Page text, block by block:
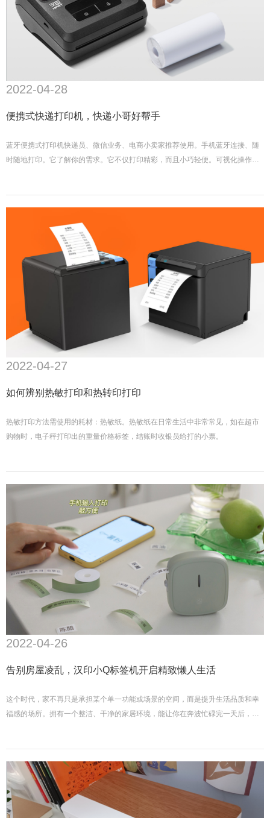
2022-04-28
便携式快递打印机，快递小哥好帮手
蓝牙便携式打印机快递员、微信业务、电商小卖家推荐使用。手机蓝牙连接、随
时随地打印。它了解你的需求。它不仅打印精彩，而且小巧轻便。可视化操作简
2022-04-27
如何辨别热敏打印和热转印打印
热敏打印方法需使用的耗材：热敏纸。热敏纸在日常生活中非常常见，如在超市
购物时，电子秤打印出的重量价格标签，结账时收银员给打的小票。
2022-04-26
告别房屋凌乱，汉印小Q标签机开启精致懒人生活
这个时代，家不再只是承担某个单一功能或场景的空间，而是提升生活品质和幸
福感的场所。拥有一个整洁、干净的家居环境，能让你在奔波忙碌完一天后，精